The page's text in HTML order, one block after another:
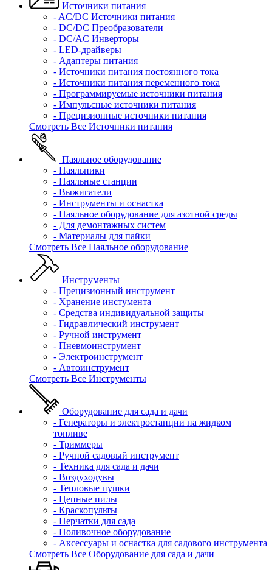
Источники питания
- AC/DC Источники питания
- DC/DC Преобразователи
- DC/AC Инверторы
- LED-драйверы
- Адаптеры питания
- Источники питания постоянного тока
- Источники питания переменного тока
- Программируемые источники питания
- Импульсные источники питания
- Прецизионные источники питания
Смотреть Все Источники питания
Паяльное оборудование
- Паяльники
- Паяльные станции
- Выжигатели
- Инструменты и оснастка
- Паяльное оборудование для азотной среды
- Для демонтажных систем
- Материалы для пайки
Смотреть Все Паяльное оборудование
Инструменты
- Прецизионный инструмент
- Хранение инстумента
- Средства индивидуальной защиты
- Гидравлический инструмент
- Ручной инструмент
- Пневмоинструмент
- Электроинструмент
- Автоинструмент
Смотреть Все Инструменты
Оборудование для сада и дачи
- Генераторы и электростанции на жидком
топливе
- Триммеры
- Ручной садовый инструмент
- Техника для сада и дачи
- Воздуходувы
- Тепловые пушки
- Цепные пилы
- Краскопульты
- Перчатки для сада
- Поливочное оборудование
- Аксессуары и оснастка для садового инструмента
Смотреть Все Оборудование для сада и дачи